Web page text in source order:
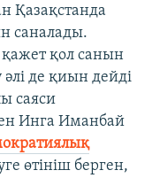
Қазақстанда
саналады.
қажет қол санын
де қиын дейді
саяси
Инга Иманбай
өтініш берген,